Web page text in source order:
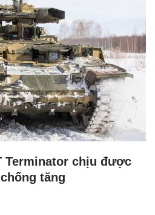
Terminator chịu được
tăng